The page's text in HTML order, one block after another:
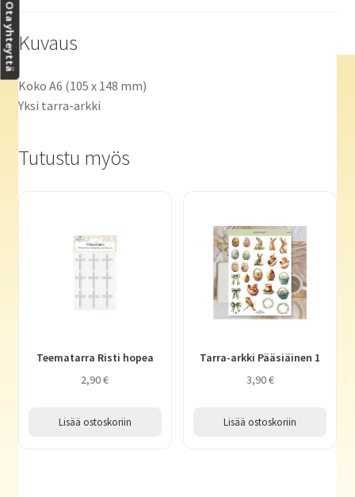
Kuvaus
Koko A6 (105 x 148 mm)
Yksi tarra-arkki
Tutustu myös
Teematarra Risti hopea
2,90€
Lisää ostoskoriin
Tarra-arkki Pääsiäinen 1
3,90€
Lisää ostoskoriin
Ota yhteyttä